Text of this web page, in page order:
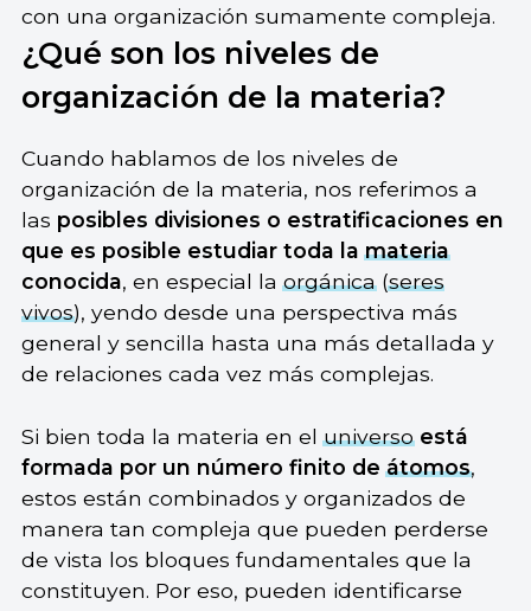
con una organización sumamente compleja.
¿Qué son los niveles de
organización de la materia?
Cuando hablamos de los niveles de
organización de la materia, nos referimos a
las posibles divisiones o estratificaciones en
que es posible estudiar toda lamateria
conocida, en especial laorgánica(seres
vivos), yendo desde una perspectiva más
general y sencilla hasta una más detallada y
de relaciones cada vez más complejas.
Si bien toda la materia en eluniverso está
formada por un número finito deátomos,
estos están combinados y organizados de
manera tan compleja que pueden perderse
de vista los bloques fundamentales que la
constituyen. Por eso, pueden identificarse